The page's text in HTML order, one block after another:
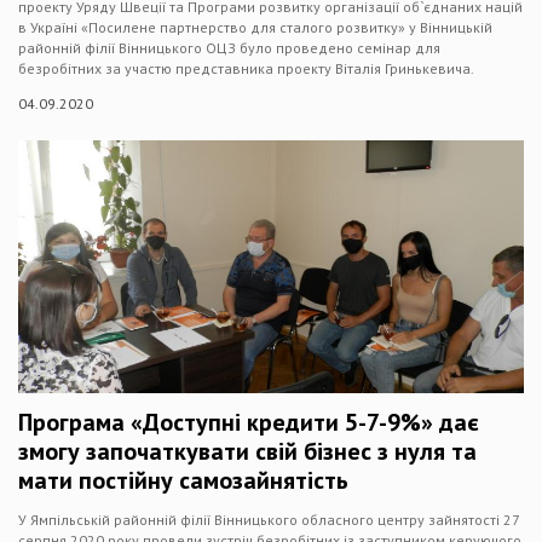
проекту Уряду Швеції та Програми розвитку організації об`єднаних націй
в Україні «Посилене партнерство для сталого розвитку» у Вінницькій
районній філії Вінницького ОЦЗ було проведено семінар для
безробітних за участю представника проекту Віталія Гринькевича.
04.09.2020
Програма «Доступні кредити 5-7-9%» дає
змогу започаткувати свій бізнес з нуля та
мати постійну самозайнятість
У Ямпільській районній філії Вінницького обласного центру зайнятості 27